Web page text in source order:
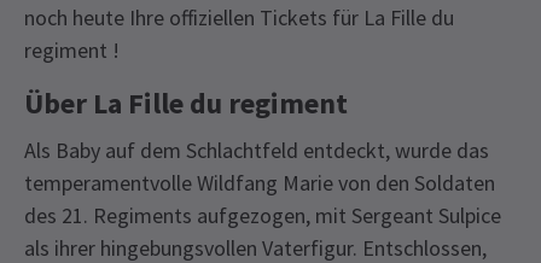
noch heute Ihre offiziellen Tickets für La Fille du
regiment !
Über La Fille du regiment
Als Baby auf dem Schlachtfeld entdeckt, wurde das
temperamentvolle Wildfang Marie von den Soldaten
des 21. Regiments aufgezogen, mit Sergeant Sulpice
als ihrer hingebungsvollen Vaterfigur. Entschlossen,